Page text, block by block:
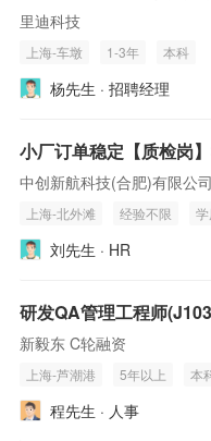
里迪科技
上海-车墩 1-3年 本科
杨先生 · 招聘经理
中创新航科技(合肥)有限公司
上海-北外滩 经验不限
刘先生 · HR
研发QA管理工程师
新毅东 C轮融资
上海-芦潮港 5年以上 本
程先生 · 人事